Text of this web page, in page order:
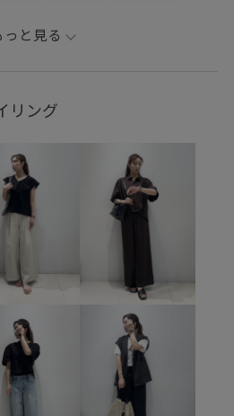
ーディガン
GUS26000
GU_機能性 Tシャツ
きちんと感 きれいめ
カットソー
シャープ シンプル
スラックス セットアップ
ム生地 ハイウエスト
っと見る
リング